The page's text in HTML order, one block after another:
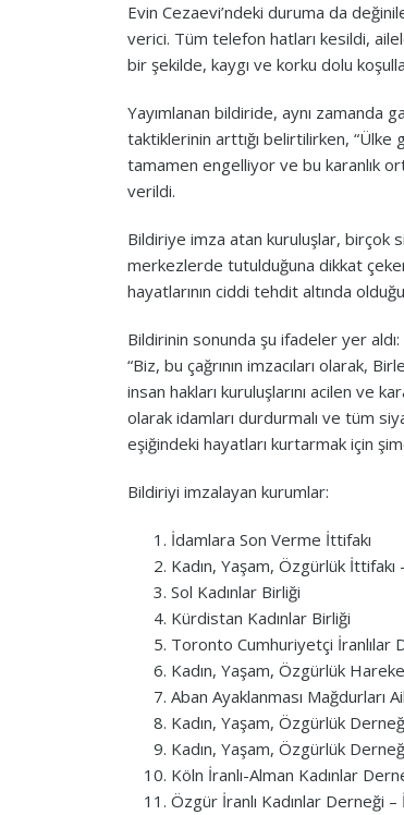
Evin Cezaevi’ndeki duruma da
verici. Tüm telefon hatları kesildi,
bir şekilde, kaygı ve korku dolu
Yayımlanan bildiride, aynı zamanda
taktiklerinin arttığı belirtilirken, “Ülke
tamamen engelliyor ve bu karanlık
verildi.
Bildiriye imza atan kuruluşlar, birçok
merkezlerde tutulduğuna dikkat
hayatlarının ciddi tehdit altında
Bildirinin sonunda şu ifadeler yer aldı:
“Biz, bu çağrının imzacıları olarak,
insan hakları kuruluşlarını acilen ve
olarak idamları durdurmalı ve tüm
eşiğindeki hayatları kurtarmak için
Bildiriyi imzalayan kurumlar:
İdamlara Son Verme İttifakı
Kadın, Yaşam, Özgürlük İttifakı
Sol Kadınlar Birliği
Kürdistan Kadınlar Birliği
Toronto Cumhuriyetçi İranlılar
Kadın, Yaşam, Özgürlük
Aban Ayaklanması Mağdurları
Kadın, Yaşam, Özgürlük
Kadın, Yaşam, Özgürlük
Köln İranlı-Alman Kadınlar
Özgür İranlı Kadınlar Derneği –